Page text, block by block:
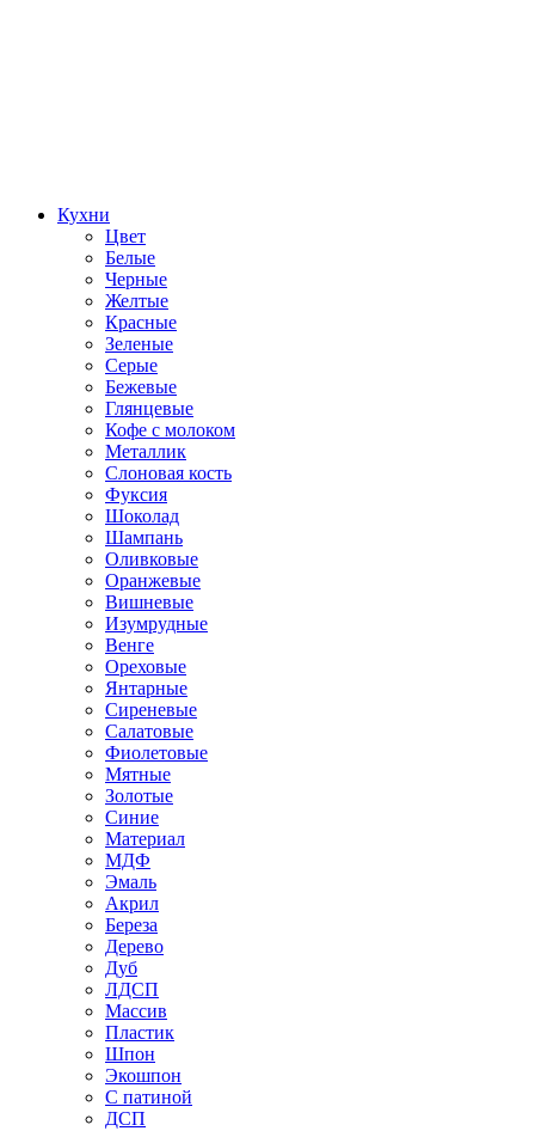
Кухни
Цвет
Белые
Черные
Желтые
Красные
Зеленые
Серые
Бежевые
Глянцевые
Кофе с молоком
Металлик
Слоновая кость
Фуксия
Шоколад
Шампань
Оливковые
Оранжевые
Вишневые
Изумрудные
Венге
Ореховые
Янтарные
Сиреневые
Салатовые
Фиолетовые
Мятные
Золотые
Синие
Материал
МДФ
Эмаль
Акрил
Береза
Дерево
Дуб
ЛДСП
Массив
Пластик
Шпон
Экошпон
С патиной
ДСП